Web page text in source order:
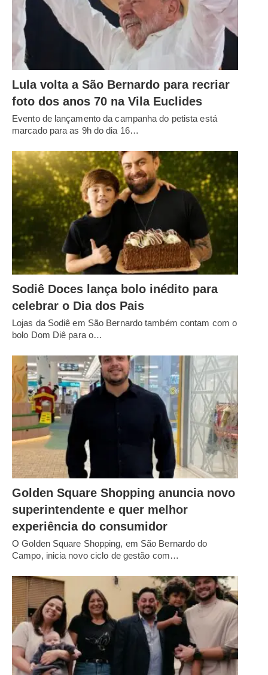
Lula volta a São Bernardo para recriar
foto dos anos 70 na Vila Euclides
Evento de lançamento da campanha do petista está
marcado para as 9h do dia 16…
Sodiê Doces lança bolo inédito para
celebrar o Dia dos Pais
Lojas da Sodiê em São Bernardo também contam com o
bolo Dom Diê para o…
Golden Square Shopping anuncia novo
superintendente e quer melhor
experiência do consumidor
O Golden Square Shopping, em São Bernardo do
Campo, inicia novo ciclo de gestão com…